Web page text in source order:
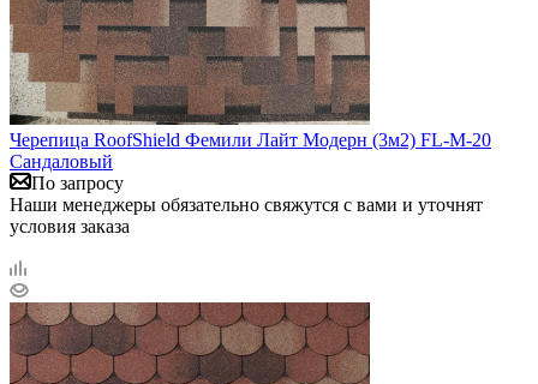
Черепица RoofShield Фемили Лайт Модерн (3м2) FL-M-20
Сандаловый
По запросу
Наши менеджеры обязательно свяжутся с вами и уточнят
условия заказа